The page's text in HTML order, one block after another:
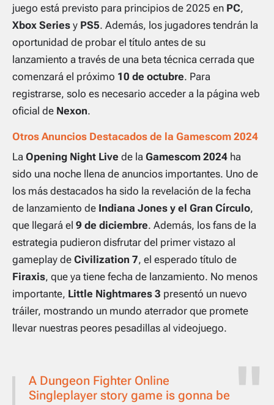
juego está previsto para principios de 2025 en PC,
Xbox Series y PS5. Además, los jugadores tendrán la
oportunidad de probar el título antes de su
lanzamiento a través de una beta técnica cerrada que
comenzará el próximo 10 de octubre. Para
registrarse, solo es necesario acceder a la página web
oficial de Nexon.
Otros Anuncios Destacados de la Gamescom 2024
La Opening Night Live de la Gamescom 2024 ha
sido una noche llena de anuncios importantes. Uno de
los más destacados ha sido la revelación de la fecha
de lanzamiento de Indiana Jones y el Gran Círculo,
que llegará el 9 de diciembre. Además, los fans de la
estrategia pudieron disfrutar del primer vistazo al
gameplay de Civilization 7, el esperado título de
Firaxis, que ya tiene fecha de lanzamiento. No menos
importante, Little Nightmares 3 presentó un nuevo
tráiler, mostrando un mundo aterrador que promete
llevar nuestras peores pesadillas al videojuego.
A Dungeon Fighter Online
Singleplayer story game is gonna be